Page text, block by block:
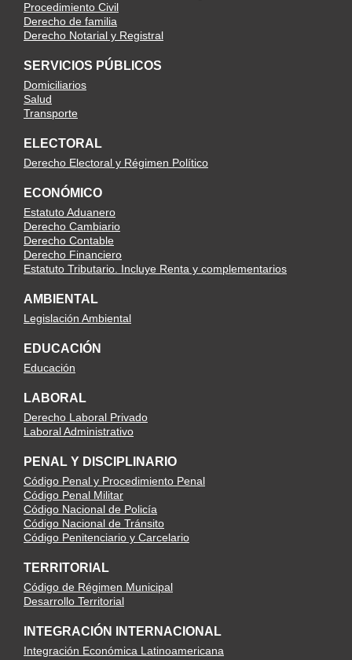
Procedimiento Civil
Derecho de familia
Derecho Notarial y Registral
SERVICIOS PÚBLICOS
Domiciliarios
Salud
Transporte
ELECTORAL
Derecho Electoral y Régimen Político
ECONÓMICO
Estatuto Aduanero
Derecho Cambiario
Derecho Contable
Derecho Financiero
Estatuto Tributario. Incluye Renta y complementarios
AMBIENTAL
Legislación Ambiental
EDUCACIÓN
Educación
LABORAL
Derecho Laboral Privado
Laboral Administrativo
PENAL Y DISCIPLINARIO
Código Penal y Procedimiento Penal
Código Penal Militar
Código Nacional de Policía
Código Nacional de Tránsito
Código Penitenciario y Carcelario
TERRITORIAL
Código de Régimen Municipal
Desarrollo Territorial
INTEGRACIÓN INTERNACIONAL
Integración Económica Latinoamericana